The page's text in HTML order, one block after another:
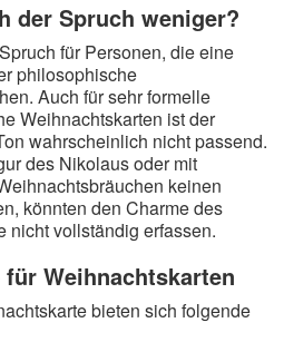
der Spruch weniger?
für Personen, die eine
philosophische
Auch für sehr formelle
Weihnachtskarten ist der
wahrscheinlich nicht passend.
des Nikolaus oder mit
keinen
könnten den Charme des
nicht vollständig erfassen.
Weihnachtskarten
bieten sich folgende